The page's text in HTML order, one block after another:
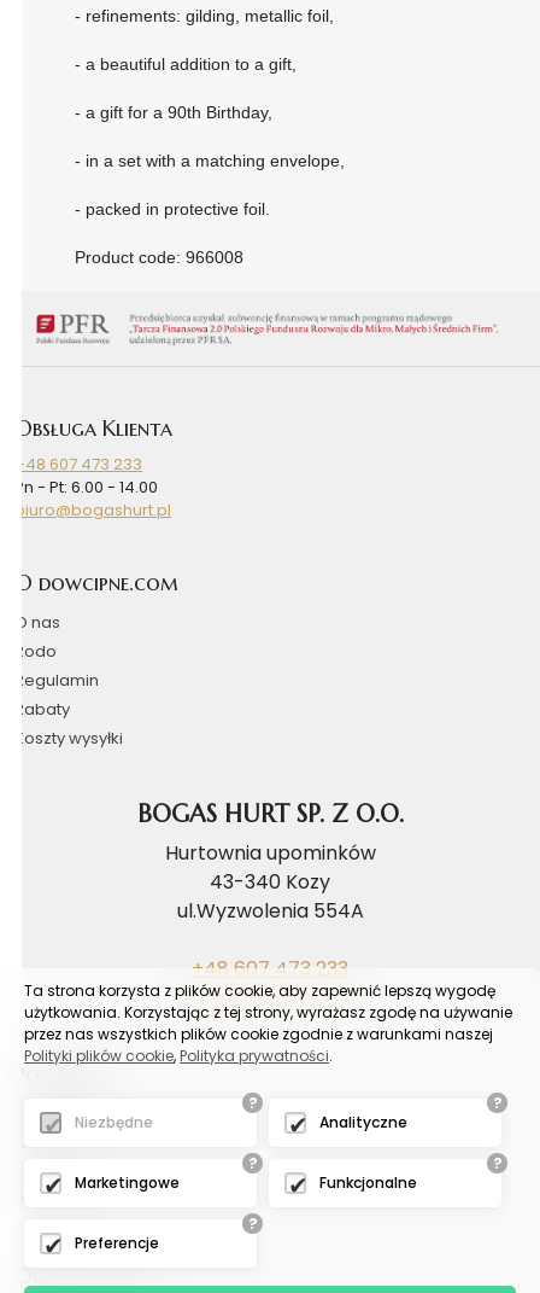
- refinements: gilding, metallic foil,
- a beautiful addition to a gift,
- a gift for a 90th Birthday,
- in a set with a matching envelope,
- packed in protective foil.
Product code: 966008
Obsługa Klienta
+48 607 473 233
Pn - Pt: 6.00 - 14.00
biuro@bogashurt.pl
O dowcipne.com
O nas
Rodo
Regulamin
Rabaty
Koszty wysyłki
BOGAS HURT SP. Z O.O.
Hurtownia upominków
43-340 Kozy
ul.Wyzwolenia 554A
+48 607 473 233
biuro@bogashurt.pl
Poradnik
Reklamacje
Samouczek
Blog
Ta strona korzysta z plików cookie, aby zapewnić lepszą wygodę
użytkowania. Korzystając z tej strony, wyrażasz zgodę na używanie
przez nas wszystkich plików cookie zgodnie z warunkami naszej
Polityki plików cookie, Polityka prywatności.
?
Niezbędne
?
Analityczne
?
Marketingowe
?
Funkcjonalne
?
Preferencje